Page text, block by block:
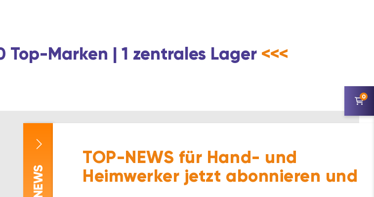
Top-Marken | 1 zentrales Lager <<<
0
-NEWS
TOP-NEWS für Hand- und
Heimwerker jetzt abonnieren und